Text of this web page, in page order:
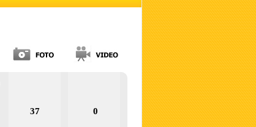
37 0